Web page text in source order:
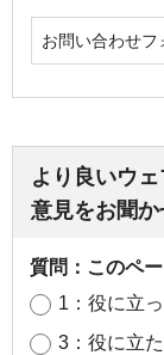
お問い合わせフ
より良いウ
意見をお聞
質問：このペ
1：役に立
3：役に立